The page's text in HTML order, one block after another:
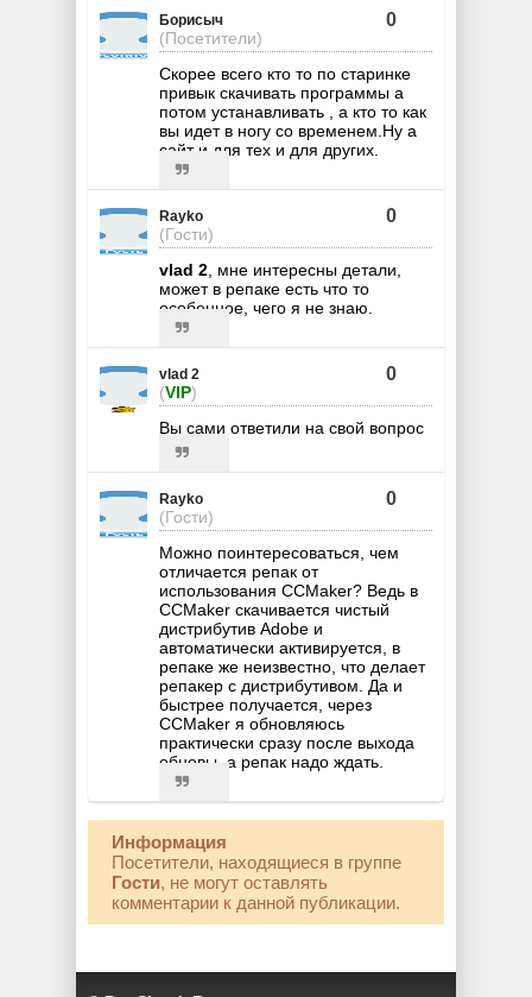
Борисыч
(Посетители)
0
Скорее всего кто то по старинке
привык скачивать программы а
потом устанавливать , а кто то как
вы идет в ногу со временем.Ну а
сайт и для тех и для других.
Rayko
(Гости)
0
vlad 2, мне интересны детали,
может в репаке есть что то
особенное, чего я не знаю.
vlad 2
(VIP)
0
Вы сами ответили на свой вопрос
Rayko
(Гости)
0
Можно поинтересоваться, чем
отличается репак от
использования CCMaker? Ведь в
CCMaker скачивается чистый
дистрибутив Adobe и
автоматически активируется, в
репаке же неизвестно, что делает
репакер с дистрибутивом. Да и
быстрее получается, через
CCMaker я обновляюсь
практически сразу после выхода
обновы, а репак надо ждать.
Информация
Посетители, находящиеся в группе
Гости, не могут оставлять
комментарии к данной публикации.